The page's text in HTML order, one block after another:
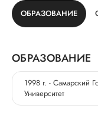
ОБРАЗОВАНИЕ
ОБРАЗОВАНИЕ
1998 г. - Самарский
Университет